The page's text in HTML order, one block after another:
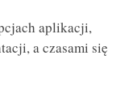
aplikacji,
a czasami się